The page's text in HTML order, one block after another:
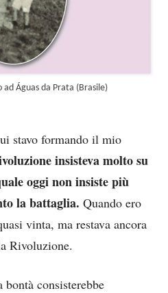
ad Águas da Prata (Brasile)
stavo formando il mio
insisteva molto su
oggi non insiste più
la battaglia. Quando ero
vinta, ma restava ancora
Rivoluzione.
bontà consisterebbe